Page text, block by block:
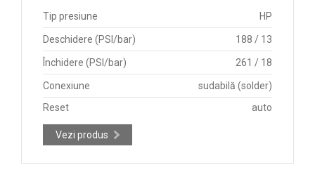
Tip presiune HP
Deschidere (PSI/bar) 188 / 13
Închidere (PSI/bar) 261 / 18
Conexiune
sudabilă (solder)
Reset
auto
Vezi produs